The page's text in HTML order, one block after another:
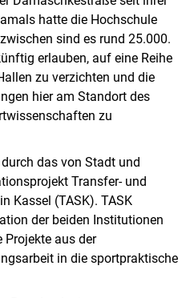
hatte die Hochschule
sind es rund 25.000.
erlauben, auf eine Reihe
zu verzichten und die
hier am Standort des
zu
das von Stadt und
Transfer- und
Kassel (TASK). TASK
der beiden Institutionen
Projekte aus der
in die sportpraktische